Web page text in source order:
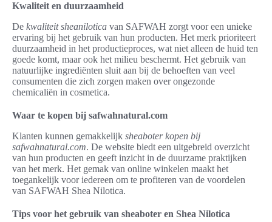
Kwaliteit en duurzaamheid
De kwaliteit sheanilotica van SAFWAH zorgt voor een unieke
ervaring bij het gebruik van hun producten. Het merk prioriteert
duurzaamheid in het productieproces, wat niet alleen de huid ten
goede komt, maar ook het milieu beschermt. Het gebruik van
natuurlijke ingrediënten sluit aan bij de behoeften van veel
consumenten die zich zorgen maken over ongezonde
chemicaliën in cosmetica.
Waar te kopen bij safwahnatural.com
Klanten kunnen gemakkelijk sheaboter kopen bij
safwahnatural.com. De website biedt een uitgebreid overzicht
van hun producten en geeft inzicht in de duurzame praktijken
van het merk. Het gemak van online winkelen maakt het
toegankelijk voor iedereen om te profiteren van de voordelen
van SAFWAH Shea Nilotica.
Tips voor het gebruik van sheaboter en Shea Nilotica